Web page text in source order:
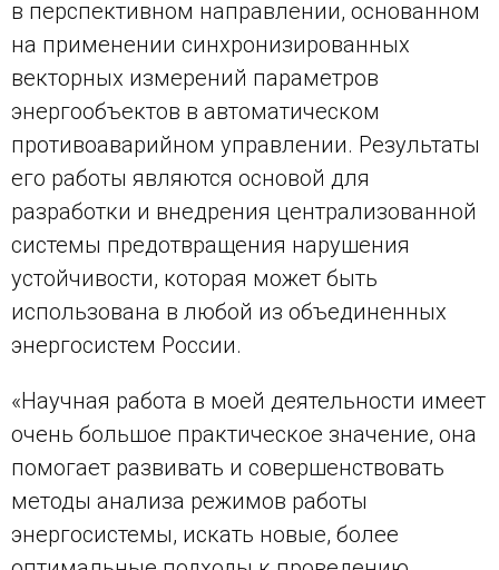
в перспективном направлении, основанном
на применении синхронизированных
векторных измерений параметров
энергообъектов в автоматическом
противоаварийном управлении. Результаты
его работы являются основой для
разработки и внедрения централизованной
системы предотвращения нарушения
устойчивости, которая может быть
использована в любой из объединенных
энергосистем России.
«Научная работа в моей деятельности имеет
очень большое практическое значение, она
помогает развивать и совершенствовать
методы анализа режимов работы
энергосистемы, искать новые, более